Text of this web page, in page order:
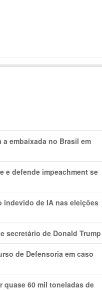
a embaixada no Brasil em
e defende impeachment se
indevido de IA nas eleições
secretário de Donald Trump
de Defensoria em caso
quase 60 mil toneladas de